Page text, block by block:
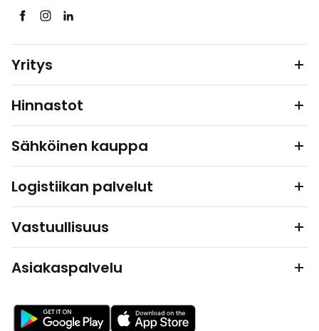
Yritys
Hinnastot
Sähköinen kauppa
Logistiikan palvelut
Vastuullisuus
Asiakaspalvelu